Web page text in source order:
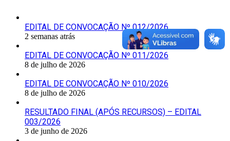
EDITAL DE CONVOCAÇÃO Nº 012/2026
2 semanas atrás
EDITAL DE CONVOCAÇÃO Nº 011/2026
8 de julho de 2026
EDITAL DE CONVOCAÇÃO Nº 010/2026
8 de julho de 2026
RESULTADO FINAL (APÓS RECURSOS) – EDITAL
003/2026
3 de junho de 2026